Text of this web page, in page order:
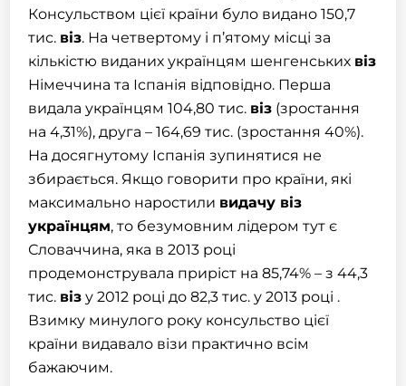
Консульством цієї країни було видано 150,7
тис. віз. На четвертому і п’ятому місці за
кількістю виданих українцям шенгенських віз
Німеччина та Іспанія відповідно. Перша
видала українцям 104,80 тис. віз (зростання
на 4,31%), друга – 164,69 тис. (зростання 40%).
На досягнутому Іспанія зупинятися не
збирається. Якщо говорити про країни, які
максимально наростили видачу віз
українцям, то безумовним лідером тут є
Словаччина, яка в 2013 році
продемонструвала приріст на 85,74% – з 44,3
тис. віз у 2012 році до 82,3 тис. у 2013 році .
Взимку минулого року консульство цієї
країни видавало візи практично всім
бажаючим.